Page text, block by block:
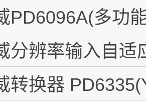
PD6096A(多功
分辨率输入自适
转换器